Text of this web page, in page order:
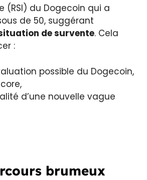
(RSI) du Dogecoin qui a
de 50, suggérant
de survente. Cela
:
possible du Dogecoin,
d’une nouvelle vague
brumeux